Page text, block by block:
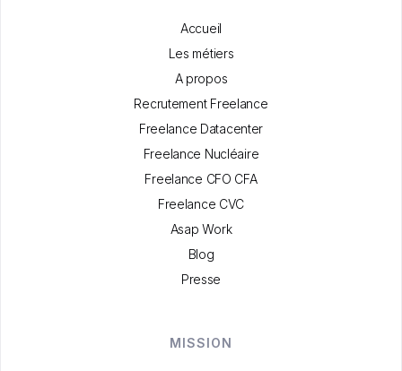
Accueil
Les métiers
A propos
Recrutement Freelance
Freelance Datacenter
Freelance Nucléaire
Freelance CFO CFA
Freelance CVC
Asap Work
Blog
Presse
MISSION